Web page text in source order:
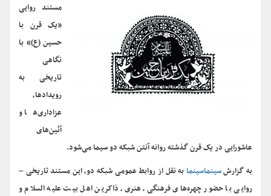
مستند روایی
«یک قرن با
حسین (ع)» با
نگاهی
تاریخی به
رویدادها،
عزاداری‌ها و
آئین‌های
عاشورایی در یک قرن گذشته روانه آنتن شبکه دو سیما می‌شود.
به گزارشسینماسینمابه نقل از روابط عمومی شبکه دو، این مستند تاریخی –
روایی با حضور چهره‌های فرهنگی، هنری، ذاکرین اهل بیت علیه السلام و